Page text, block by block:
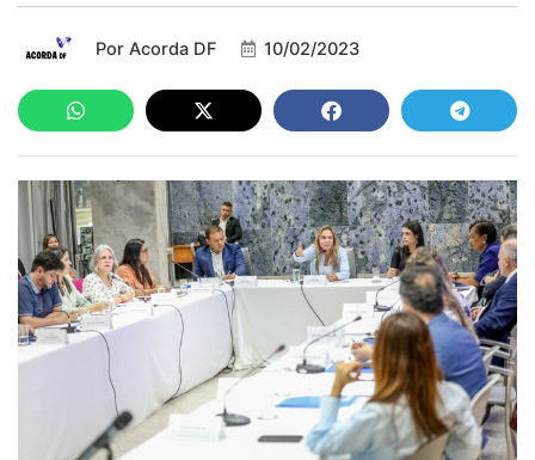
Por Acorda DF 10/02/2023